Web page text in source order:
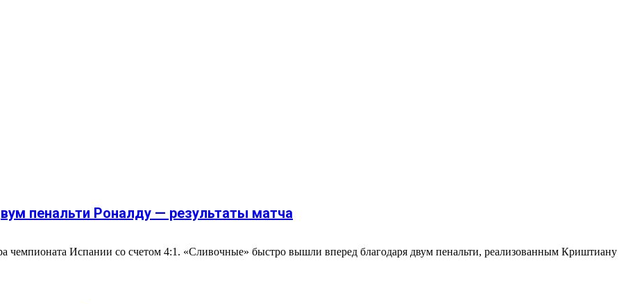
пенальти Роналду — результаты матча
чемпионата Испании со счетом 4:1. «Сливочные» быстро вышли вперед благодаря двум пенальти, реализованным Криштиану